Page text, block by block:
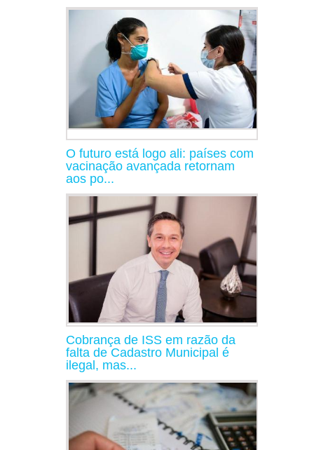
O futuro está logo ali: países com
vacinação avançada retornam
aos po...
Cobrança de ISS em razão da
falta de Cadastro Municipal é
ilegal, mas...